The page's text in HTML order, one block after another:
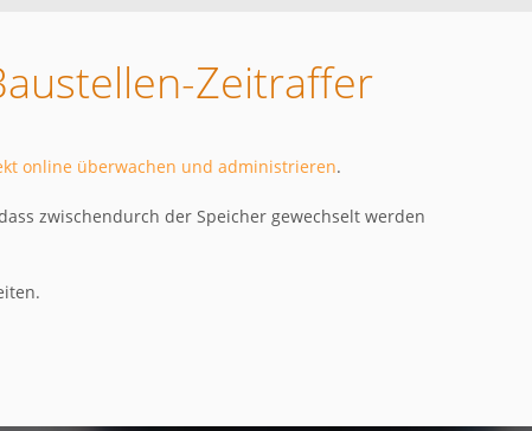
Zeitraffer
online überwachen und administrieren.
zwischendurch der Speicher gewechselt werden